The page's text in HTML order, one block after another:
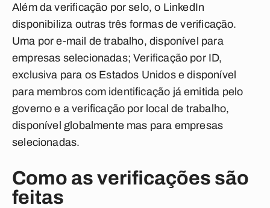
Além da verificação por selo, o LinkedIn
disponibiliza outras três formas de verificação.
Uma por e-mail de trabalho, disponível para
empresas selecionadas; Verificação por ID,
exclusiva para os Estados Unidos e disponível
para membros com identificação já emitida pelo
governo e a verificação por local de trabalho,
disponível globalmente mas para empresas
selecionadas.
Como as verificações são
feitas